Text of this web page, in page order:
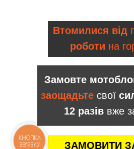
ЗАМОВИТИ
Замовте
заощадьтесвої
12 разів вже
Втомилися від
роботи на
КНОПКА
ЗВ'ЯЗКУ